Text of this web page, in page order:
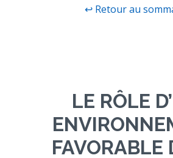
↩ Retour au
LE RÔLE
FAVORABLE